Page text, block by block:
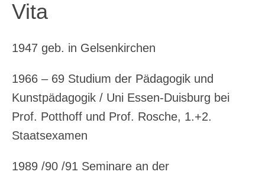
Vita
1947 geb. in Gelsenkirchen
1966 – 69 Studium der Pädagogik und
Kunstpädagogik / Uni Essen-Duisburg bei
Prof. Potthoff und Prof. Rosche, 1.+2.
Staatsexamen
1989 /90 /91 Seminare an der